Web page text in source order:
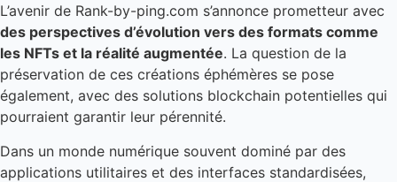
L’avenir de Rank-by-ping.com s’annonce prometteur avec
des perspectives d’évolution vers des formats comme
les NFTs et la réalité augmentée. La question de la
préservation de ces créations éphémères se pose
également, avec des solutions blockchain potentielles qui
pourraient garantir leur pérennité.
Dans un monde numérique souvent dominé par des
applications utilitaires et des interfaces standardisées,